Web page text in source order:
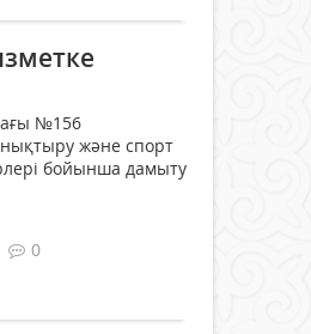
№156
және спорт
бойынша дамыту
0